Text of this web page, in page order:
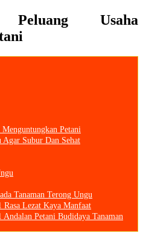
Usaha
Petani
Agar Subur Dan Sehat
Tanaman Terong Ungu
Lezat Kaya Manfaat
Petani Budidaya Tanaman